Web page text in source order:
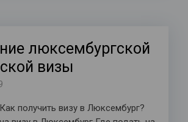
люксембургской
визы
получить визу в Люксембург?